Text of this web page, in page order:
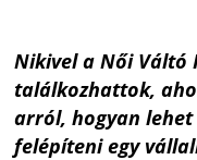
Nikivel a Női Váltó
találkozhattok,
arról, hogyan
felépíteni egy